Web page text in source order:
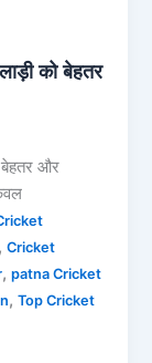
को बेहतर
और
,Cricket
,patna Cricket
,Top Cricket